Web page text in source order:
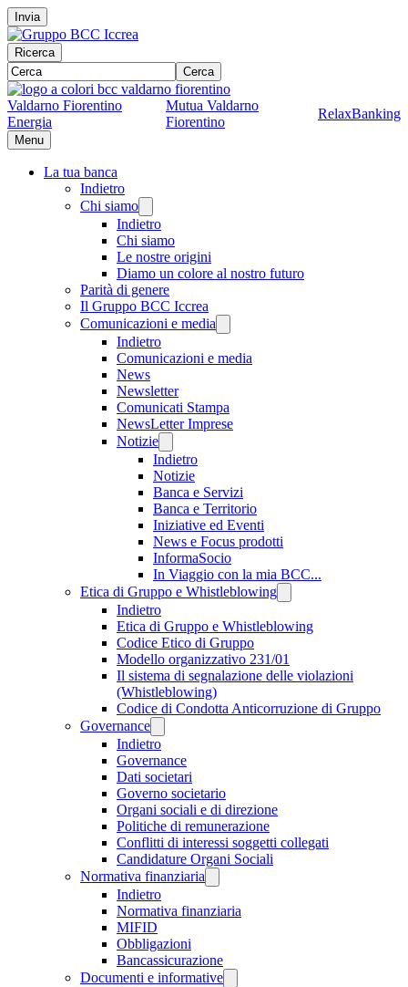
Invia
Ricerca
Cerca
Valdarno Fiorentino
Energia
Mutua Valdarno
Fiorentino
RelaxBanking
Menu
La tua banca
Indietro
Chi siamo
Indietro
Chi siamo
Le nostre origini
Diamo un colore al nostro futuro
Parità di genere
Il Gruppo BCC Iccrea
Comunicazioni e media
Indietro
Comunicazioni e media
News
Newsletter
Comunicati Stampa
NewsLetter Imprese
Notizie
Indietro
Notizie
Banca e Servizi
Banca e Territorio
Iniziative ed Eventi
News e Focus prodotti
InformaSocio
In Viaggio con la mia BCC...
Etica di Gruppo e Whistleblowing
Indietro
Etica di Gruppo e Whistleblowing
Codice Etico di Gruppo
Modello organizzativo 231/01
Il sistema di segnalazione delle violazioni
(Whistleblowing)
Codice di Condotta Anticorruzione di Gruppo
Governance
Indietro
Governance
Dati societari
Governo societario
Organi sociali e di direzione
Politiche di remunerazione
Conflitti di interessi soggetti collegati
Candidature Organi Sociali
Normativa finanziaria
Indietro
Normativa finanziaria
MIFID
Obbligazioni
Bancassicurazione
Documenti e informative